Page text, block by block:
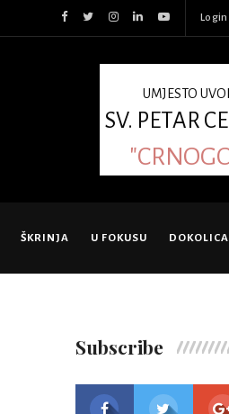
UMJESTO
SV. PETAR
ŠKRINJA U FOKUSU DOKOLICA
Subscribe